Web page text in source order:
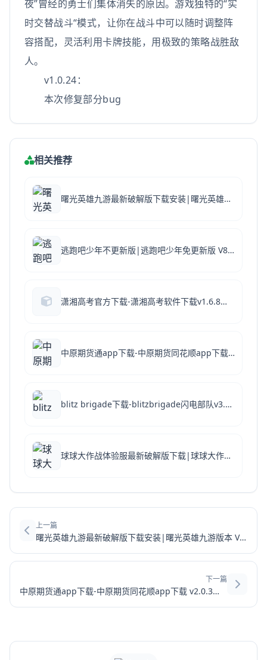
夜”曾经的勇士们集体消失的原因。游戏独特的“实
时交替战斗“模式，让你在战斗中可以随时调整阵
容搭配，灵活利用卡牌技能，用极致的策略战胜敌
人。
v1.0.24：
本次修复部分bug
相关推荐
曙光英雄九游最新破解版下载安装|曙光英雄九游版本 V1.1.6.0.30 安卓版下载
逃跑吧少年不更新版|逃跑吧少年免更新版 V8.29.0 安卓版下载
潇湘高考官方下载-潇湘高考软件下载v1.6.8手机版
中原期货通app下载-中原期货同花顺app下载 v2.0.3安卓版
blitz brigade下载-blitzbrigade闪电部队v3.5.0
球球大作战体验服最新破解版下载|球球大作战体验服 V19.3.3 安卓版下载
上一篇
曙光英雄九游最新破解版下载安装|曙光英雄九游版本 V1.1.6.0.30 安卓版下载
下一篇
中原期货通app下载-中原期货同花顺app下载 v2.0.3安卓版